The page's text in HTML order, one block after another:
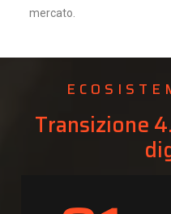
mercato.
Transizione